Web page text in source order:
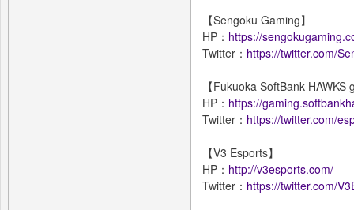
【Sengoku Gaming】
HP： https://
Twitter： https://twitter.com/
【Fukuoka SoftBank HAWKS
HP： https://
Twitter： https://twitter.com/
【V3 Esports】
HP： http://v3esports.com/
Twitter： https://twitter.com/